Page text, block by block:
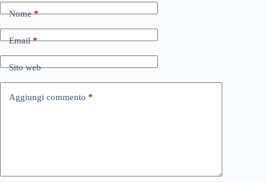
Nome*
Email*
Sito web
Aggiungi commento *